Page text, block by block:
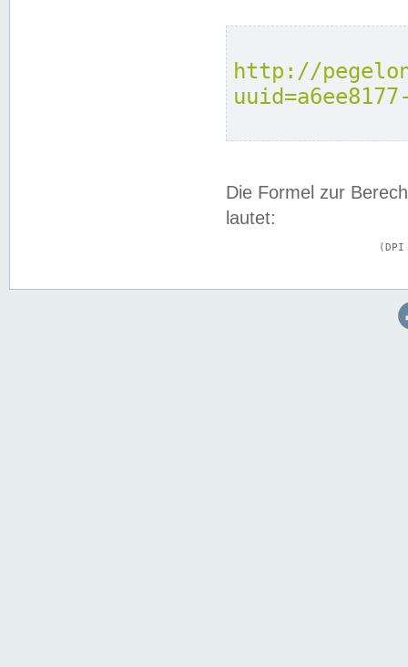
http://
Die Formel zur
lautet: